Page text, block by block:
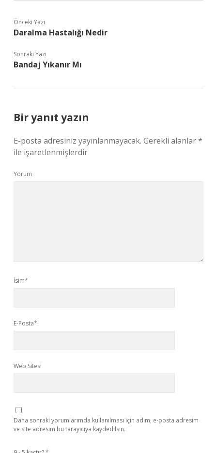
Önceki Yazı
Daralma Hastalığı Nedir
Sonraki Yazı
Bandaj Yıkanır Mı
Bir yanıt yazın
E-posta adresiniz yayınlanmayacak. Gerekli alanlar*
ile işaretlenmişlerdir
Yorum
İsim*
E-Posta*
Web Sitesi
Daha sonraki yorumlarımda kullanılması için adım, e-posta adresim
ve site adresim bu tarayıcıya kaydedilsin.